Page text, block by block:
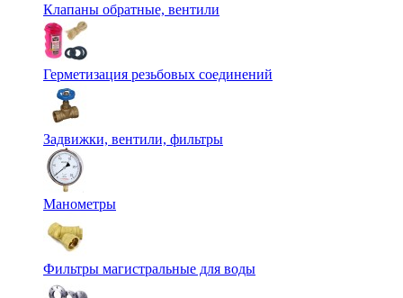
Клапаны обратные, вентили
Герметизация резьбовых соединений
Задвижки, вентили, фильтры
Манометры
Фильтры магистральные для воды